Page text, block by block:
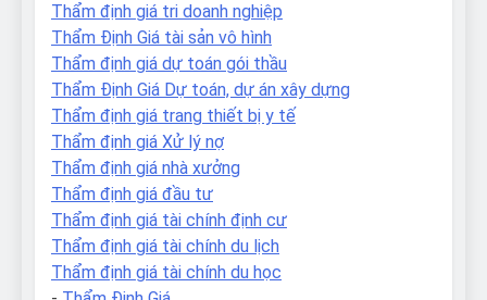
Thẩm định giá tri doanh nghiệp
Thẩm Định Giá tài sản vô hình
Thẩm định giá dự toán gói thầu
Thẩm Định Giá Dự toán, dự án xây dựng
Thẩm định giá trang thiết bị y tế
Thẩm định giá Xử lý nợ
Thẩm định giá nhà xưởng
Thẩm định giá đầu tư
Thẩm định giá tài chính định cư
Thẩm định giá tài chính du lịch
Thẩm định giá tài chính du học